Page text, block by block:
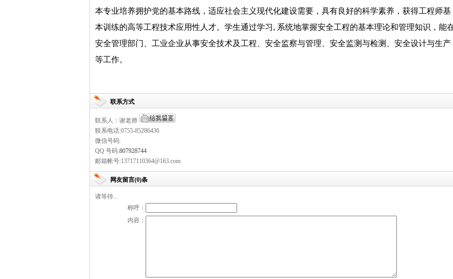
本专业培养拥护党的基本路线，适应社会主义现代化建设需要，具有良好的科学素养，获得工程师基
本训练的高等工程技术应用性人才。学生通过学习, 系统地掌握安全工程的基本理论和管理知识，能
安全管理部门、工业企业从事安全技术及工程、安全监察与管理、安全监测与检测、安全设计与生产
等工作。
联系方式
联系人：谢老师
联系电话:0755-85286436
微信号码:
QQ 号码:807928744
邮箱帐号:13717110364@163.com
网友留言(0)条
请等待...
称呼：
内容：